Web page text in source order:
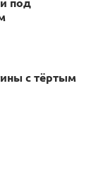
с тёртым